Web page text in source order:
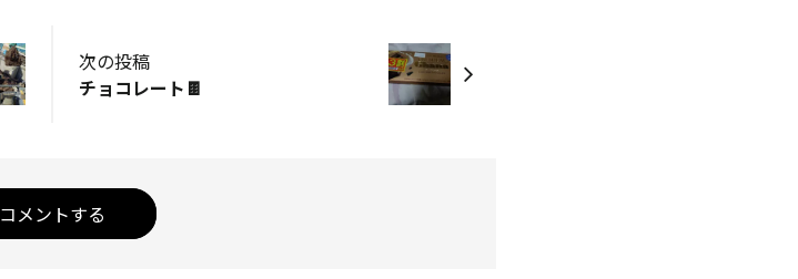
次の投稿
チョコレート🍫
コメントする